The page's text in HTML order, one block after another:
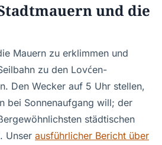
und die
Mauern zu erklimmen und
zu den Lovćen-
Den Wecker auf 5 Uhr stellen,
bei Sonnenaufgang will; der
städtischen
Unser ausführlicher Bericht über